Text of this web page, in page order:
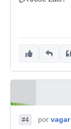
#4 por vagar